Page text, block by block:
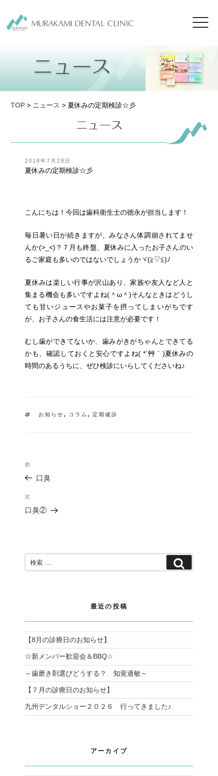
TOP > ニュース > 夏休みの定期検診☆彡
投
稿
日:
2018年7月28日
夏休みの定期検診☆彡
こんにちは！今回は歯科衛生士の徳永が担当します！
毎日暑い日が続きますが、みなさん体調崩されてませ
んか(>_<)？７月も終盤、夏休みに入ったお子さんのい
るご家庭も多いのではないでしょうかヾ(≧▽≦)ﾉ
夏休みは楽しい行事が沢山あり、家族や友人など人と
集まる機会も多いですよね(＾ω＾)そんなときはどうし
ても甘いジュースやお菓子を摂ってしまいがちです
が、お子さんの食生活には注意が必要です！
むし歯ができてないか、歯みがきがちゃんとできてる
かも、確認しておくと安心ですよね( *´艸｀)夏休みの
時間のあるうちに、ぜひ検診にいらしてくださいね♪
タ
お知らせ, コラム , 定期健診
稿
ナ
ゲ
シ
過
去
投
稿
前
口臭
次
の
投
次
口臭②
検
索:
索
最近の投稿
【8月の診療日のお知らせ】
☆新メンバー歓迎会＆BBQ☆
～歯磨き剤選びどうする？ 知覚過敏～
【７月の診療日のお知らせ】
九州デンタルショー２０２６ 行ってきました♪
アーカイブ